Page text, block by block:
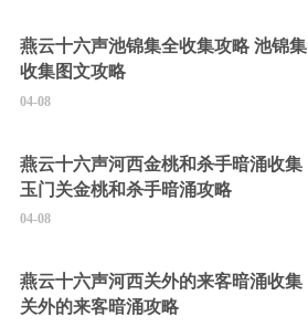
燕云十六声池锦集全收集攻略 池锦集
收集图文攻略
04-08
燕云十六声河西金桃和杀手暗涌收集
玉门关金桃和杀手暗涌攻略
04-08
燕云十六声河西关外的来客暗涌收集
关外的来客暗涌攻略